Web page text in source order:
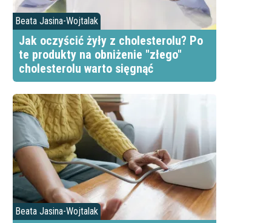
Beata Jasina-Wojtalak
Jak oczyścić żyły z cholesterolu? Po
te produkty na obniżenie "złego"
cholesterolu warto sięgnąć
Beata Jasina-Wojtalak